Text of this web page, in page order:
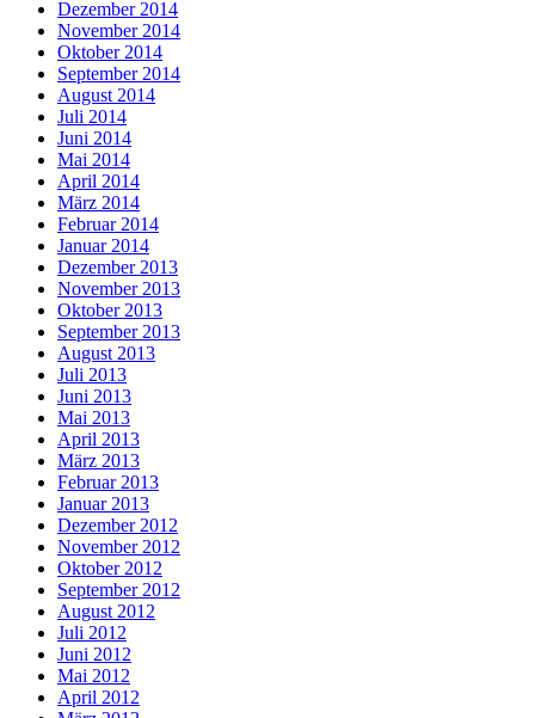
Dezember 2014
November 2014
Oktober 2014
September 2014
August 2014
Juli 2014
Juni 2014
Mai 2014
April 2014
März 2014
Februar 2014
Januar 2014
Dezember 2013
November 2013
Oktober 2013
September 2013
August 2013
Juli 2013
Juni 2013
Mai 2013
April 2013
März 2013
Februar 2013
Januar 2013
Dezember 2012
November 2012
Oktober 2012
September 2012
August 2012
Juli 2012
Juni 2012
Mai 2012
April 2012